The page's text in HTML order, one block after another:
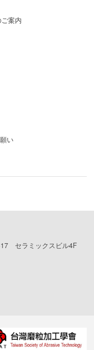
案内
い
セラミックスビル4F